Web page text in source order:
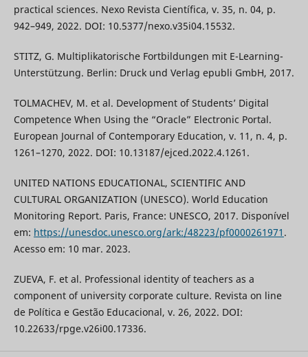
practical sciences. Nexo Revista Científica, v. 35, n. 04, p.
942–949, 2022. DOI: 10.5377/nexo.v35i04.15532.
STITZ, G. Multiplikatorische Fortbildungen mit E-Learning-
Unterstützung. Berlin: Druck und Verlag epubli GmbH, 2017.
TOLMACHEV, M. et al. Development of Students’ Digital
Competence When Using the “Oracle” Electronic Portal.
European Journal of Contemporary Education, v. 11, n. 4, p.
1261–1270, 2022. DOI: 10.13187/ejced.2022.4.1261.
UNITED NATIONS EDUCATIONAL, SCIENTIFIC AND
CULTURAL ORGANIZATION (UNESCO). World Education
Monitoring Report. Paris, France: UNESCO, 2017. Disponível
em: https://unesdoc.unesco.org/ark:/48223/pf0000261971 .
Acesso em: 10 mar. 2023.
ZUEVA, F. et al. Professional identity of teachers as a
component of university corporate culture. Revista on line
de Política e Gestão Educacional, v. 26, 2022. DOI:
10.22633/rpge.v26i00.17336.